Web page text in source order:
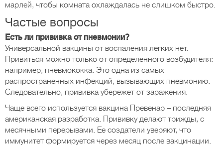
марлей, чтобы комната охлаждалась не слишком быстро.
Частые вопросы
Есть ли прививка от пневмонии?
Универсальной вакцины от воспаления легких нет.
Привиться можно только от определенного возбудителя:
например, пневмококка. Это одна из самых
распространенных инфекций, вызывающих пневмонию.
Следовательно, прививка убережет от заражения.
Чаще всего используется вакцина Превенар – последняя
американская разработка. Прививку делают трижды, с
месячными перерывами. Ее создатели уверяют, что
иммунитет формируется через месяц после вакцинации.